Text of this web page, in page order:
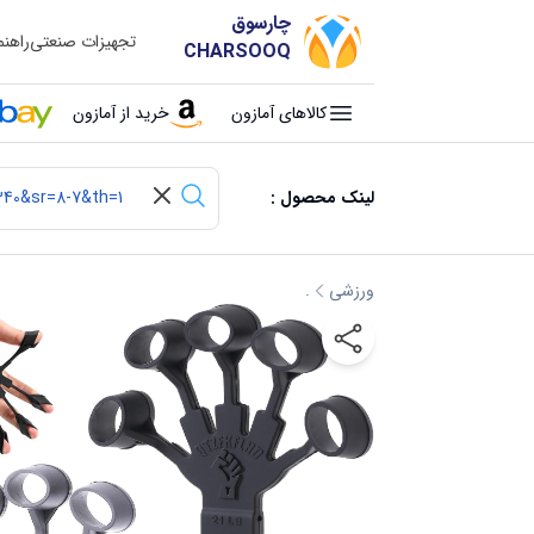
چارسوق
CHARSOOQ
تجهیزات صنعتی
کالاهای آمازون خرید از آمازون
لینک محصول :
ورزشی .